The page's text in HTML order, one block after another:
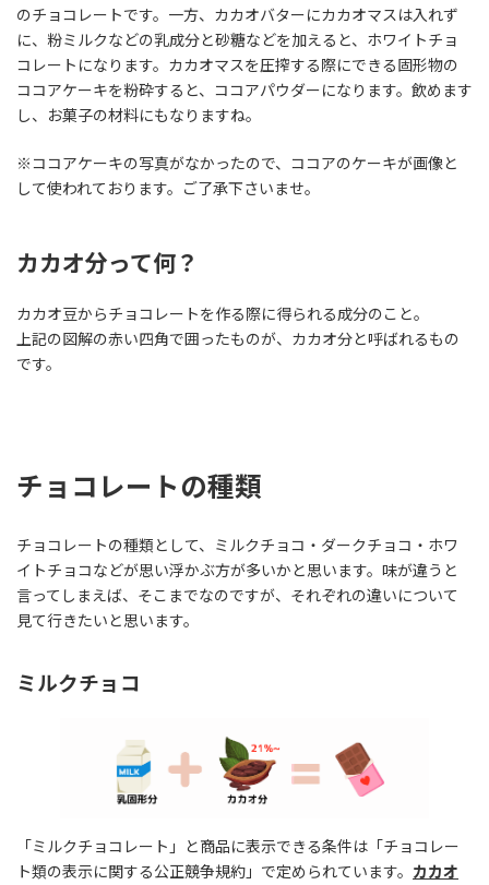
のチョコレートです。一方、カカオバターにカカオマスは入れず
に、粉ミルクなどの乳成分と砂糖などを加えると、ホワイトチョ
コレートになります。カカオマスを圧搾する際にできる固形物の
ココアケーキを粉砕すると、ココアパウダーになります。飲めます
し、お菓子の材料にもなりますね。
※ココアケーキの写真がなかったので、ココアのケーキが画像と
して使われております。ご了承下さいませ。
カカオ分って何？
カカオ豆からチョコレートを作る際に得られる成分のこと。
上記の図解の赤い四角で囲ったものが、カカオ分と呼ばれるもの
です。
チョコレートの種類
チョコレートの種類として、ミルクチョコ・ダークチョコ・ホワ
イトチョコなどが思い浮かぶ方が多いかと思います。味が違うと
言ってしまえば、そこまでなのですが、それぞれの違いについて
見て行きたいと思います。
ミルクチョコ
「ミルクチョコレート」と商品に表示できる条件は「チョコレー
ト類の表⽰に関する公正競争規約」で定められています。 カカオ